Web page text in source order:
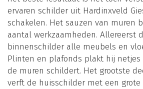
ervaren schilder uit Hardinxveld
schakelen. Het sauzen van muren
aantal werkzaamheden. Allereerst
binnenschilder alle meubels en
Plinten en plafonds plakt hij netjes
de muren schildert. Het grootste
verft de huisschilder met een grote